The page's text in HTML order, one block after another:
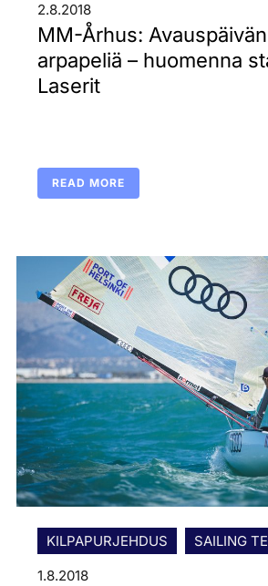
2.8.2018
MM-Århus:
arpapeliä – huomenna
Laserit
READ MORE
KILPAPURJEHDUS
SAILING
1.8.2018